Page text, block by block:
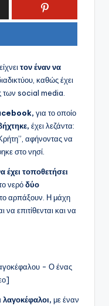
τον έναν να
καθώς έχει
των social media.
για το οποίο
έχει λεζάντα:
αφήνοντας να
στο νησί.
έχει τοποθετήσει
νερόδύο
αρπάξουν. Η μάχη
να επιτίθενται και να
λαγοκέφαλοι, με έναν